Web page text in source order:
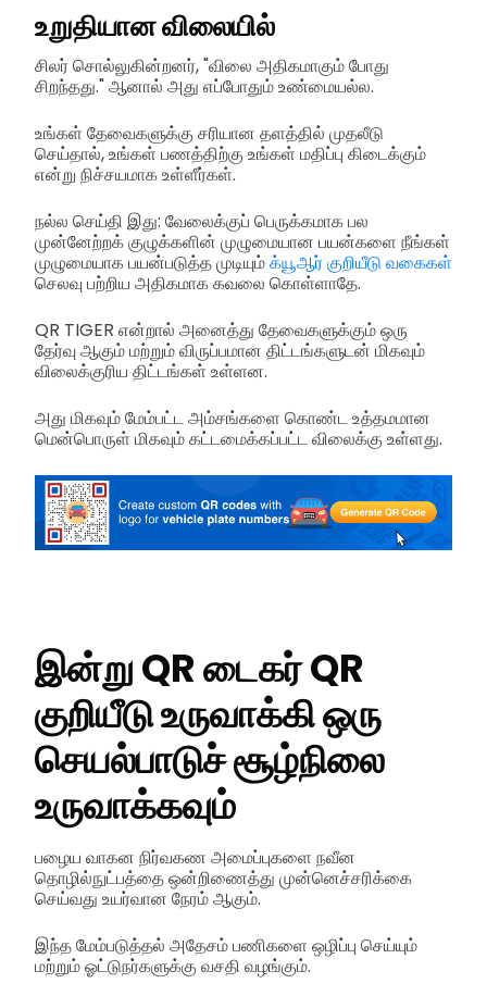
உறுதியான விலையில்
சிலர் சொல்லுகின்றனர், "விலை அதிகமாகும் போது
சிறந்தது." ஆனால் அது எப்போதும் உண்மையல்ல.
உங்கள் தேவைகளுக்கு சரியான தளத்தில் முதலீடு
செய்தால், உங்கள் பணத்திற்கு உங்கள் மதிப்பு கிடைக்கும்
என்று நிச்சயமாக உள்ளீர்கள்.
நல்ல செய்தி இது: வேலைக்குப் பெருக்கமாக பல
முன்னேற்றக் குழுக்களின் முழுமையான பயன்களை நீங்கள்
முழுமையாக பயன்படுத்த முடியும்க்யூஆர் குறியீடு வகைகள்
செலவு பற்றிய அதிகமாக கவலை கொள்ளாதே.
QR TIGER என்றால் அனைத்து தேவைகளுக்கும் ஒரு
தேர்வு ஆகும் மற்றும் விருப்பமான திட்டங்களுடன் மிகவும்
விலைக்குரிய திட்டங்கள் உள்ளன.
அது மிகவும் மேம்பட்ட அம்சங்களை கொண்ட உத்தமமான
மென்பொருள் மிகவும் கட்டமைக்கப்பட்ட விலைக்கு உள்ளது.
இன்று QR டைகர் QR
குறியீடு உருவாக்கி ஒரு
செயல்பாடுச் சூழ்நிலை
உருவாக்கவும்
பழைய வாகன நிர்வகண அமைப்புகளை நவீன
தொழில்நுட்பத்தை ஒன்றிணைத்து முன்னெச்சரிக்கை
செய்வது உயர்வான நேரம் ஆகும்.
இந்த மேம்படுத்தல் அதேசம் பணிகளை ஒழிப்பு செய்யும்
மற்றும் ஓட்டுநர்களுக்கு வசதி வழங்கும்.